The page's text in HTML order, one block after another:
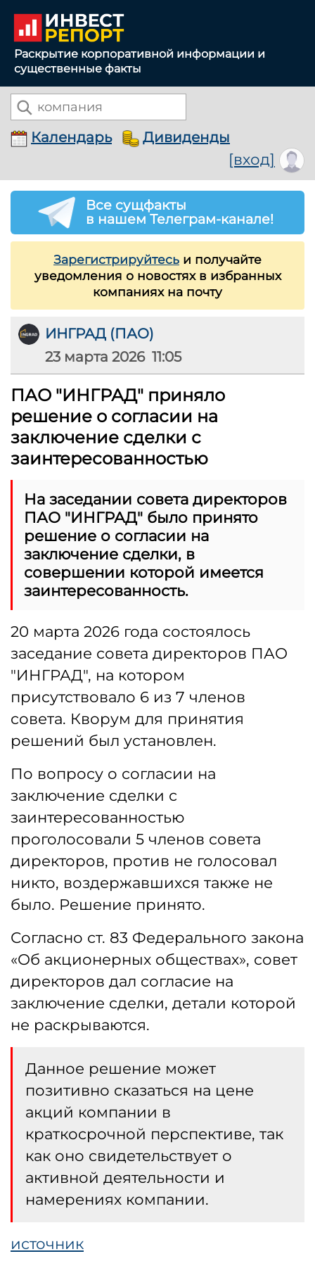
Раскрытие корпоративной информации и
существенные факты
Календарь Дивиденды
[вход]
Все сущфакты
в нашем Телеграм-канале!
Зарегистрируйтесь и получайте
уведомления о новостях в избранных
компаниях на почту
ИНГРАД (ПАО)
23 марта 2026 11:05
ПАО "ИНГРАД" приняло
решение о согласии на
заключение сделки с
заинтересованностью
На заседании совета директоров
ПАО "ИНГРАД" было принято
решение о согласии на
заключение сделки, в
совершении которой имеется
заинтересованность.
20 марта 2026 года состоялось
заседание совета директоров ПАО
"ИНГРАД", на котором
присутствовало 6 из 7 членов
совета. Кворум для принятия
решений был установлен.
По вопросу о согласии на
заключение сделки с
заинтересованностью
проголосовали 5 членов совета
директоров, против не голосовал
никто, воздержавшихся также не
было. Решение принято.
Согласно ст. 83 Федерального закона
«Об акционерных обществах», совет
директоров дал согласие на
заключение сделки, детали которой
не раскрываются.
Данное решение может
позитивно сказаться на цене
акций компании в
краткосрочной перспективе, так
как оно свидетельствует о
активной деятельности и
намерениях компании.
источник